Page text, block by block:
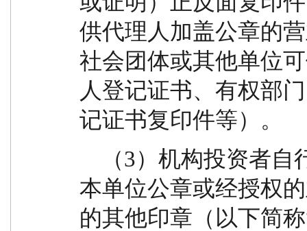
供代理人加盖公章的
社会团体或其他单位
人登记证书、有权部
记证书复印件等）。
本单位公章或经授权
的其他印章（以下简